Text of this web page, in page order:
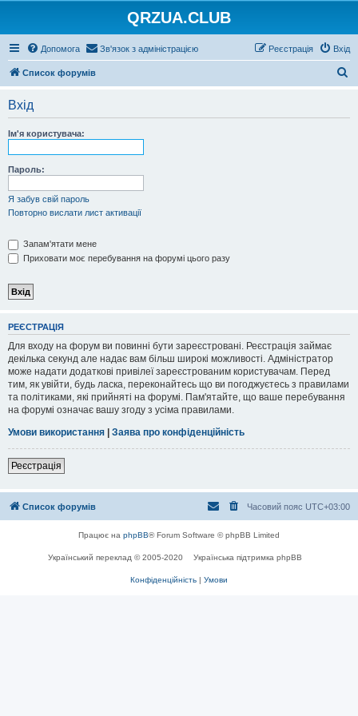
QRZUA.CLUB
Допомога Зв'язок з адміністрацією Вхід
Реєстрація
Список форумів
Вхід
Ім'я користувача:
Пароль:
Я забув свій пароль
Повторно вислати лист активації
Запам'ятати мене
Приховати моє перебування на форумі цього разу
РЕЄСТРАЦІЯ
Для входу на форум ви повинні бути зареєстровані. Реєстрація займає
декілька секунд але надає вам більш широкі можливості. Адміністратор
може надати додаткові привілеї зареєстрованим користувачам. Перед
тим, як увійти, будь ласка, переконайтесь що ви погоджуєтесь з правилами
та політиками, які прийняті на форумі. Пам'ятайте, що ваше перебування
на форумі означає вашу згоду з усіма правилами.
Умови використання | Заява про конфіденційність
Реєстрація
Список форумів Часовий пояс UTC+03:00
Працює на phpBB® Forum Software © phpBB Limited
Український переклад © 2005-2020 Українська підтримка phpBB
Конфіденційність | Умови